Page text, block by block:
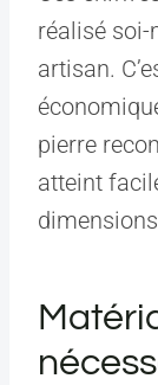
réalisé soi-
artisan.
pierre
atteint